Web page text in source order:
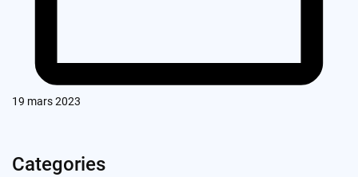
19 mars 2023
Categories